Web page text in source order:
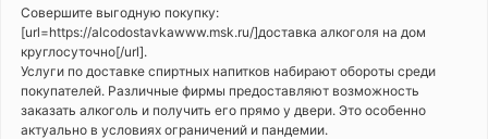
Совершите выгодную покупку:
[url=https://alcodostavkawww.msk.ru/]доставка алкоголя на дом
круглосуточно[/url].
Услуги по доставке спиртных напитков набирают обороты среди
покупателей. Различные фирмы предоставляют возможность
заказать алкоголь и получить его прямо у двери. Это особенно
актуально в условиях ограничений и пандемии.